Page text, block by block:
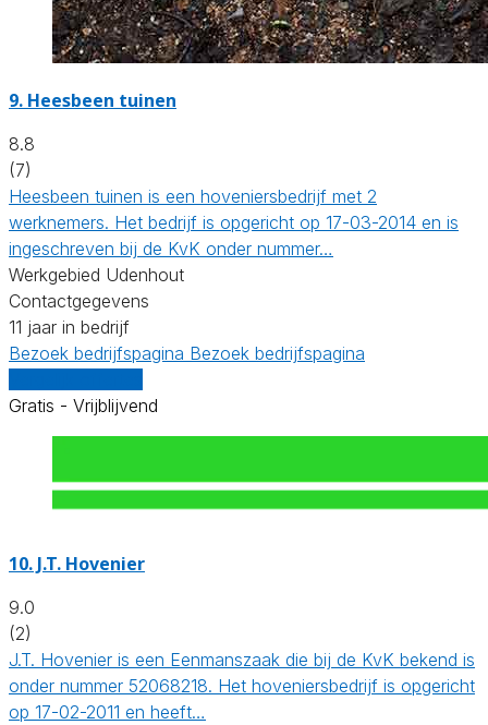
9. Heesbeen tuinen
8.8
(7)
Heesbeen tuinen is een hoveniersbedrijf met 2
werknemers. Het bedrijf is opgericht op 17-03-2014 en is
ingeschreven bij de KvK onder nummer…
Werkgebied Udenhout
Contactgegevens
11 jaar in bedrijf
Bezoek bedrijfspagina Bezoek bedrijfspagina
Gratis - Vrijblijvend
10. J.T. Hovenier
9.0
(2)
J.T. Hovenier is een Eenmanszaak die bij de KvK bekend is
onder nummer 52068218. Het hoveniersbedrijf is opgericht
op 17-02-2011 en heeft…